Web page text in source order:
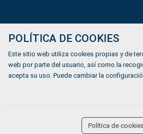
Mundiverso
Listado Agencias de
POLÍTICA DE COOKIES
Este sitio web utiliza cookies propias y de
web por parte del usuario, así como la
acepta su uso. Puede cambiar la
Política de cookies